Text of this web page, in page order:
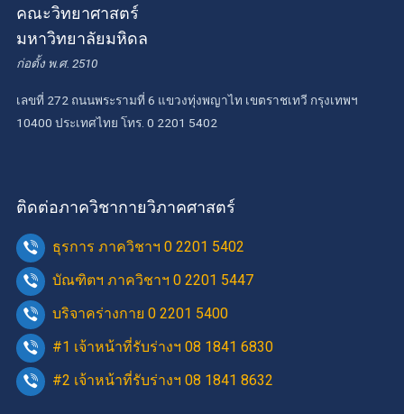
คณะวิทยาศาสตร์
มหาวิทยาลัยมหิดล
ก่อตั้ง พ.ศ. 2510
เลขที่ 272 ถนนพระรามที่ 6 แขวงทุ่งพญาไท เขตราชเทวี กรุงเทพฯ
10400 ประเทศไทย โทร. 0 2201 5402
ติดต่อภาควิชากายวิภาคศาสตร์
ธุรการ ภาควิชาฯ 0 2201 5402
บัณฑิตฯ ภาควิชาฯ 0 2201 5447
บริจาคร่างกาย 0 2201 5400
#1 เจ้าหน้าที่รับร่างฯ 08 1841 6830
#2 เจ้าหน้าที่รับร่างฯ 08 1841 8632